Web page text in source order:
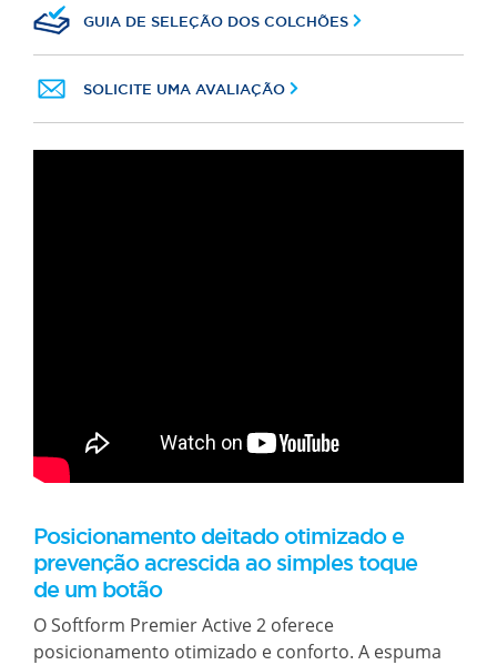
GUIA DE SELEÇÃO DOS COLCHÕES
SOLICITE UMA AVALIAÇÃO
Posicionamento deitado otimizado e
prevenção acrescida ao simples toque
de um botão
O Softform Premier Active 2 oferece
posicionamento otimizado e conforto. A espuma